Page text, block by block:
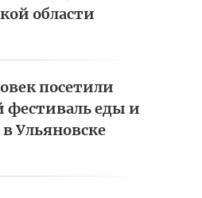
области
посетили
еды и
Ульяновске